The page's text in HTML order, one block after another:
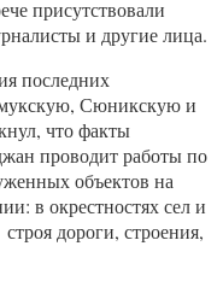
присутствовали
и другие лица.
последних
Сюникскую и
что факты
проводит работы по
объектов на
в окрестностях сел и
дороги, строения,